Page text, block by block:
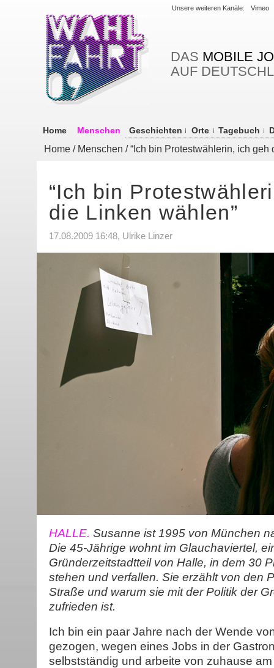
Unsere weiteren Kanäle: Vimeo
DAS MOBILE
AUF
Home Menschen Geschichten Orte Tagebuch
Home / Menschen / “Ich bin Protestwählerin, ich geh
“Ich bin
die Linken wählen”
17.08.2009 16:48, Ulrike Linzer
HALLE. Susanne ist 1995 von München
Die 45-Jährige wohnt im Glauchaviertel,
Gründerzeitstadtteil von Halle, in dem 30
stehen und verfallen. Sie erzählt von den
Straße und warum sie mit der Politik der
zufrieden ist.
Ich bin ein paar Jahre nach der Wende
gezogen, wegen eines Jobs in der
selbstständig und arbeite von zuhause